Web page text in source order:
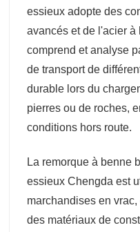
essieux adopte des
avancés et de l'acier à
comprend et analyse
de transport de
durable lors du
pierres ou de roches,
conditions hors route.
La remorque à benne
essieux Chengda est
marchandises en
des matériaux de